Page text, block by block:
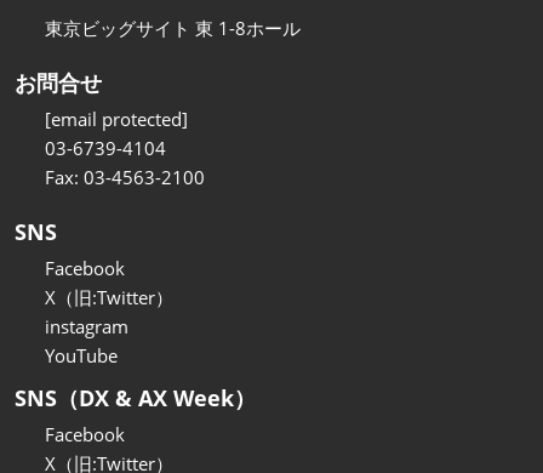
東京ビッグサイト 東 1-8ホール
お問合せ
[email protected]
03-6739-4104
Fax: 03-4563-2100
SNS
Facebook
X（旧:Twitter）
instagram
YouTube
SNS（DX & AX Week）
Facebook
X（旧:Twitter）